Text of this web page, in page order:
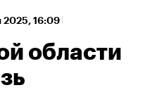
2025, 16:09
области